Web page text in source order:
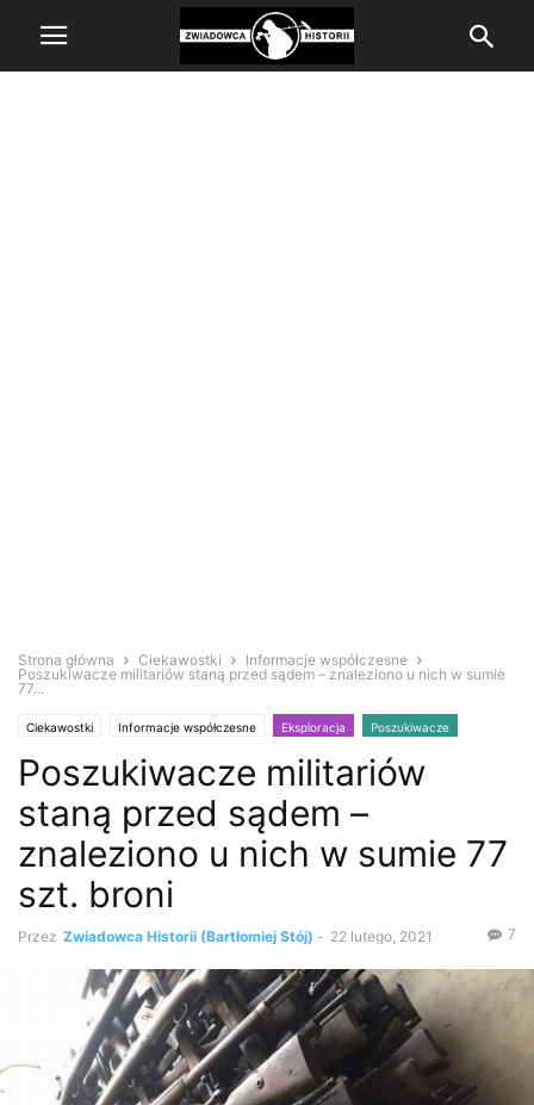
Strona główna Ciekawostki
Informacje współczesne
Poszukiwacze militariów staną przed sądem – znaleziono u nich w sumie
77...
Ciekawostki Informacje współczesne Eksploracja Poszukiwacze
Wykrywacz metali
Poszukiwacze militariów
staną przed sądem –
znaleziono u nich w sumie 77
szt. broni
Przez Zwiadowca Historii (Bartłomiej Stój) - 22 lutego, 2021 7